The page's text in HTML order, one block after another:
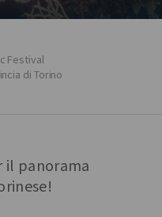
Festival
di Torino
il panorama